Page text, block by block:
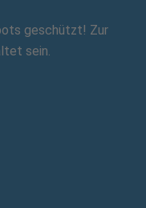
geschützt! Zur
sein.